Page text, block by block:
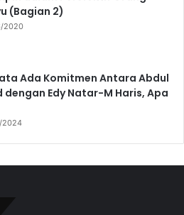
(Bagian 2)
2020
Ada Komitmen Antara Abdul
dengan Edy Natar-M Haris, Apa
2024